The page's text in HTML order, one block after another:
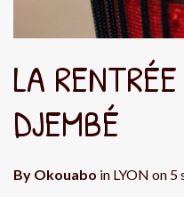
LA
DJEMBÉ
By Okouabo in LYON on 5